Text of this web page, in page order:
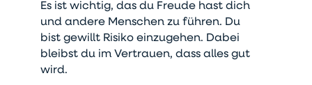
Es ist wichtig, das du Freude hast dich
und andere Menschen zu führen. Du
bist gewillt Risiko einzugehen. Dabei
bleibst du im Vertrauen, dass alles gut
wird.